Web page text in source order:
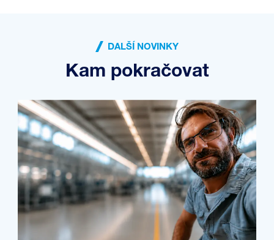
DALŠÍ NOVINKY
Kam pokračovat